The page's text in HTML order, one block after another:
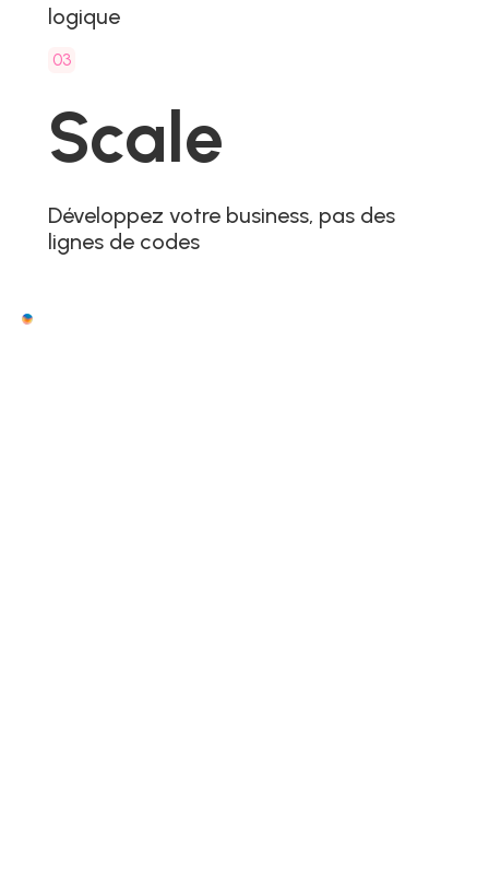
logique
03
Scale
Développez votre business, pas des
lignes de codes